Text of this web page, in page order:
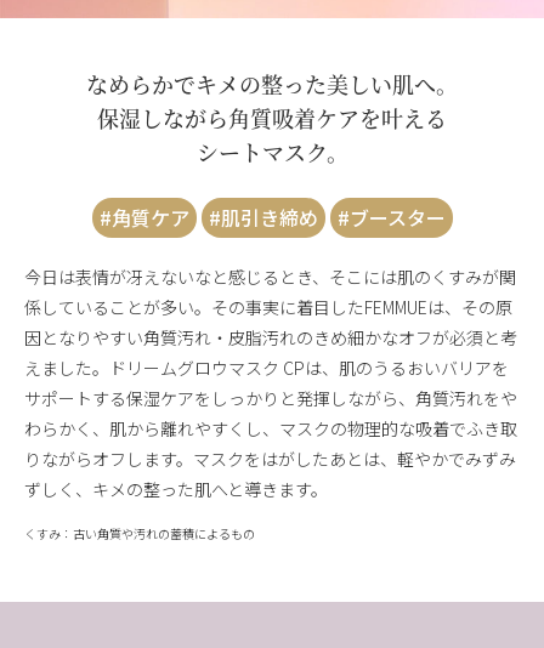
なめらかでキメの整った美しい肌へ。
保湿しながら角質吸着ケアを叶える
シートマスク。
#角質ケア #肌引き締め #ブースター
今日は表情が冴えないなと感じるとき、そこには肌のくすみが関
係していることが多い。その事実に着目したFEMMUEは、その原
因となりやすい角質汚れ・皮脂汚れのきめ細かなオフが必須と考
えました。ドリームグロウマスク CPは、肌のうるおいバリアを
サポートする保湿ケアをしっかりと発揮しながら、角質汚れをや
わらかく、肌から離れやすくし、マスクの物理的な吸着でふき取
りながらオフします。マスクをはがしたあとは、軽やかでみずみ
ずしく、キメの整った肌へと導きます。
くすみ：古い角質や汚れの蓄積によるもの